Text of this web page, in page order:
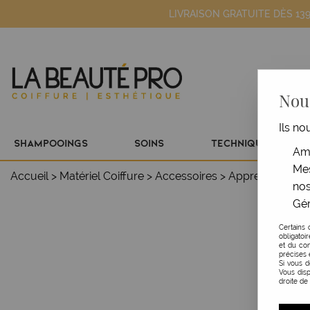
LIVRAISON GRATUITE DÈS
SHAMPOOINGS SOINS TECHNIQUE
Accueil > Matériel Coiffure > Accessoires > Apprentissage
Ils
Certains
et du
précises
Si vous
Vous
droite de